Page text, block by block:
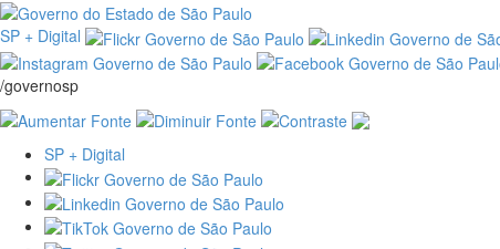
SP + Digital
/governosp
SP + Digital